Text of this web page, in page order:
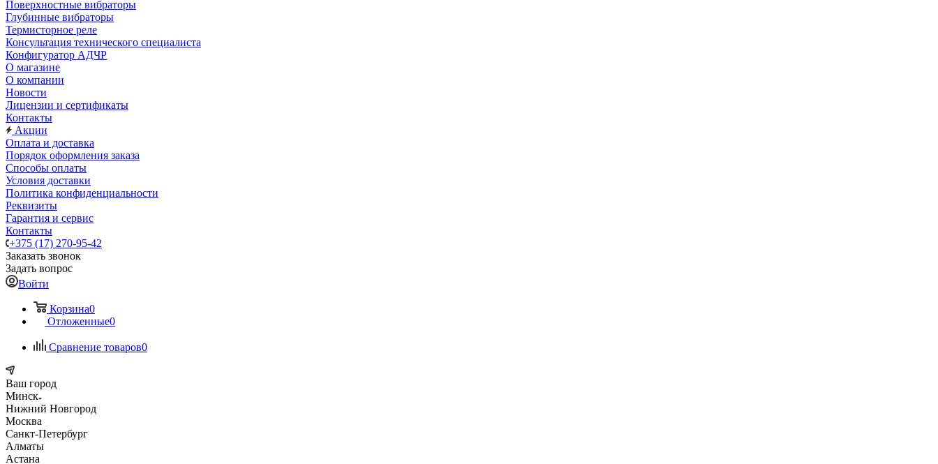
Поверхностные вибраторы
Глубинные вибраторы
Термисторное реле
Консультация технического специалиста
Конфигуратор АДЧР
О магазине
О компании
Новости
Лицензии и сертификаты
Контакты
Акции
Оплата и доставка
Порядок оформления заказа
Способы оплаты
Условия доставки
Политика конфиденциальности
Реквизиты
Гарантия и сервис
Контакты
+375 (17) 270-95-42
Заказать звонок
Задать вопрос
Войти
Корзина0
Отложенные0
Сравнение товаров0
Ваш город
Минск
Нижний Новгород
Москва
Санкт-Петербург
Алматы
Астана